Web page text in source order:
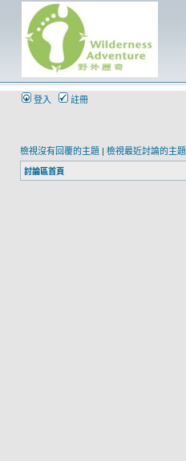
登入 註冊
檢視沒有回覆的主題 | 檢視最近討論的主題
討論區首頁